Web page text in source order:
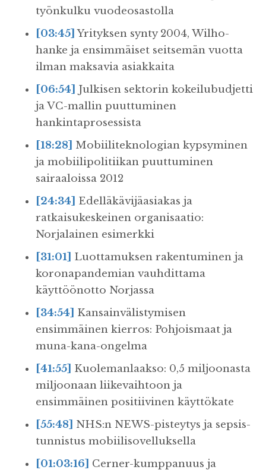
työnkulku vuodeosastolla
[03:45] Yrityksen synty 2004, Wilho-
hanke ja ensimmäiset seitsemän vuotta
ilman maksavia asiakkaita
[06:54] Julkisen sektorin kokeilubudjetti
ja VC-mallin puuttuminen
hankintaprosessista
[18:28] Mobiiliteknologian kypsyminen
ja mobiilipolitiikan puuttuminen
sairaaloissa 2012
[24:34] Edelläkävijäasiakas ja
ratkaisukeskeinen organisaatio:
Norjalainen esimerkki
[31:01] Luottamuksen rakentuminen ja
koronapandemian vauhdittama
käyttöönotto Norjassa
[34:54] Kansainvälistymisen
ensimmäinen kierros: Pohjoismaat ja
muna-kana-ongelma
[41:55] Kuolemanlaakso: 0,5 miljoonasta
miljoonaan liikevaihtoon ja
ensimmäinen positiivinen käyttökate
[55:48] NHS:n NEWS-pisteytys ja sepsis-
tunnistus mobiilisovelluksella
[01:03:16] Cerner-kumppanuus ja